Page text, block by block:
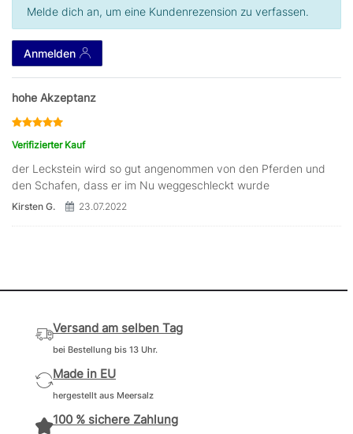
Melde dich an, um eine Kundenrezension zu verfassen.
Anmelden
hohe Akzeptanz
Verifizierter Kauf
der Leckstein wird so gut angenommen von den Pferden und
den Schafen, dass er im Nu weggeschleckt wurde
Kirsten G. 23.07.2022
Versand am selben Tag
bei Bestellung bis 13 Uhr.
Made in EU
hergestellt aus Meersalz
100 % sichere Zahlung